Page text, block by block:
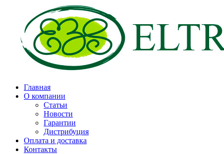
Главная
О компании
Статьи
Новости
Гарантии
Дистрибуция
Оплата и доставка
Контакты